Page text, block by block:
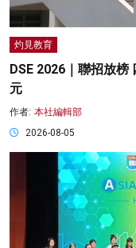
灼見教育
DSE 2026｜聯招放榜
元
作者: 本社編輯部
2026-08-05